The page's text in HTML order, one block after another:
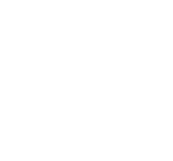
aux données officielles.
ACHAT
du marché transfrontalier, le
prix plus bas et sécurise les
incluent le coût total : prix
et immatriculation.
IMMATRICULATION
vers La Ville-du-Bois ou
démarches pour l'importation,
si nécessaire et obtention de la